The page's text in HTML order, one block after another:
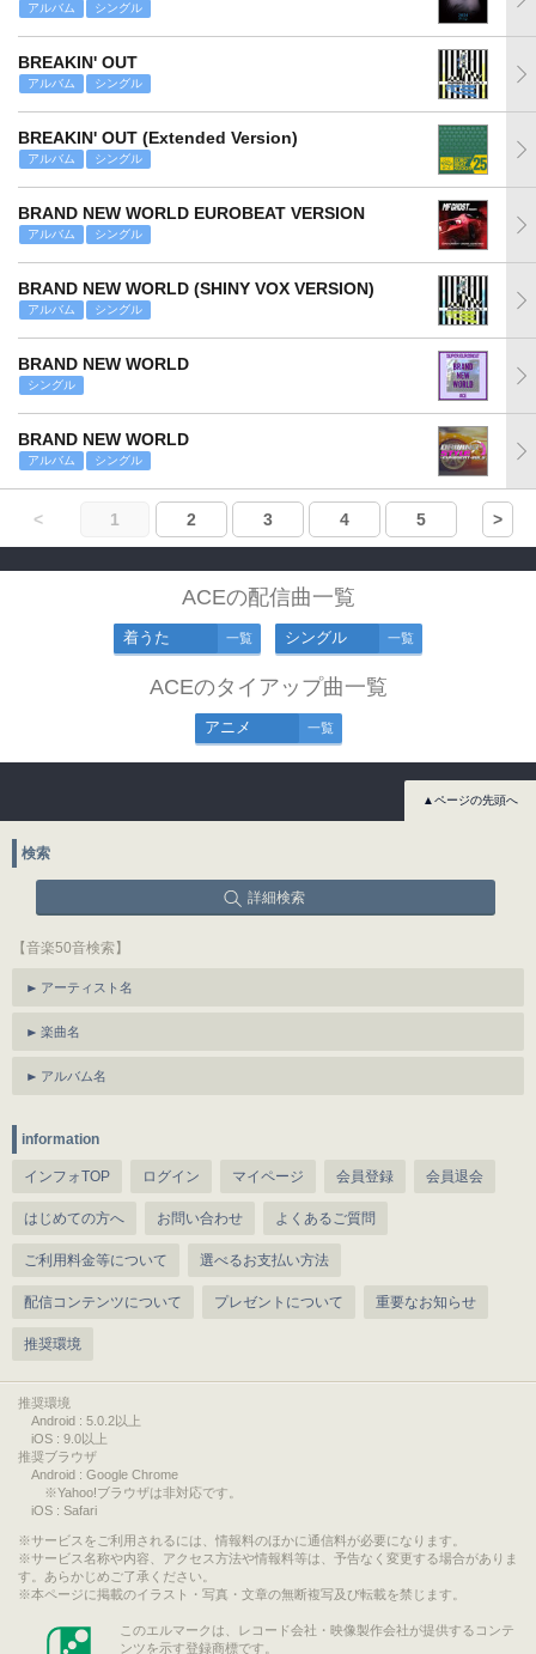
アルバム シングル
BREAKIN' OUT
アルバム シングル
BREAKIN' OUT (Extended Version)
アルバム シングル
BRAND NEW WORLD EUROBEAT VERSION
アルバム シングル
BRAND NEW WORLD (SHINY VOX VERSION)
アルバム シングル
BRAND NEW WORLD
シングル
BRAND NEW WORLD
アルバム シングル
< 1 2 3 4 5 >
ACEの配信曲一覧
着うた 一覧 シングル 一覧
ACEのタイアップ曲一覧
アニメ 一覧
▲ページの先頭へ
検索
詳細検索
【音楽50音検索】
アーティスト名
楽曲名
アルバム名
information
インフォTOP ログイン マイページ 会員登録 会員退会
はじめての方へ お問い合わせ よくあるご質問
ご利用料金等について 選べるお支払い方法
配信コンテンツについて プレゼントについて 重要なお知らせ
推奨環境
推奨環境
Android : 5.0.2以上
iOS : 9.0以上
推奨ブラウザ
Android : Google Chrome
※Yahoo!ブラウザは非対応です。
iOS : Safari
サービスをご利用されるには、情報料のほかに通信料が必要になります。
サービス名称や内容、アクセス方法や情報料等は、予告なく変更する場合がありま
す。あらかじめご了承ください。
本ページに掲載のイラスト・写真・文章の無断複写及び転載を禁じます。
このエルマークは、レコード会社・映像製作会社が提供するコンテ
ンツを示す登録商標です。